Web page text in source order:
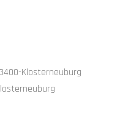
Klosterneuburg